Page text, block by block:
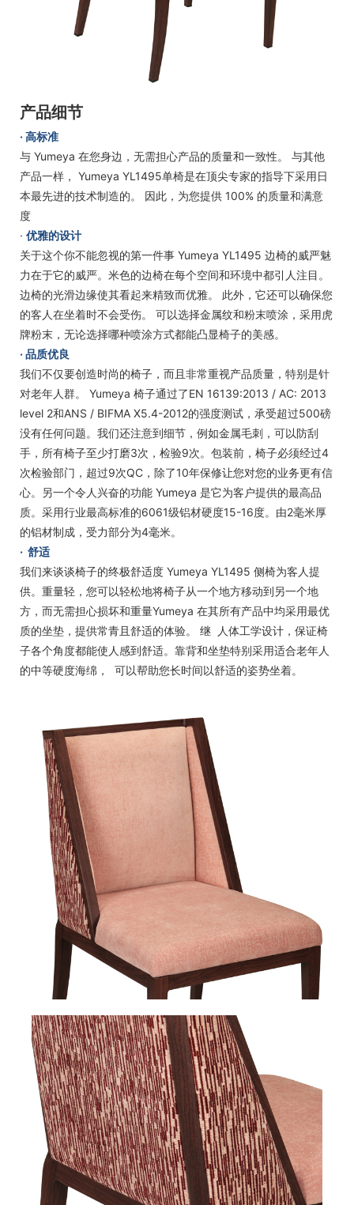
产品细节
· 高标准
与 Yumeya 在您身边，无需担心产品的质量和一致性。 与其他
产品一样， Yumeya YL1495单椅是在顶尖专家的指导下采用日
本最先进的技术制造的。 因此，为您提供 100% 的质量和满意
度
· 优雅的设计
关于这个你不能忽视的第一件事 Yumeya YL1495 边椅的威严魅
力在于它的威严。米色的边椅在每个空间和环境中都引人注目。
边椅的光滑边缘使其看起来精致而优雅。 此外，它还可以确保您
的客人在坐着时不会受伤。 可以选择金属纹和粉末喷涂，采用虎
牌粉末，无论选择哪种喷涂方式都能凸显椅子的美感。
· 品质优良
我们不仅要创造时尚的椅子，而且非常重视产品质量，特别是针
对老年人群。 Yumeya 椅子通过了EN 16139:2013 / AC: 2013
level 2和ANS / BIFMA X5.4-2012的强度测试，承受超过500磅
没有任何问题。我们还注意到细节，例如金属毛刺，可以防刮
手，所有椅子至少打磨3次，检验9次。包装前，椅子必须经过4
次检验部门，超过9次QC，除了10年保修让您对您的业务更有信
心。另一个令人兴奋的功能 Yumeya 是它为客户提供的最高品
质。采用行业最高标准的6061级铝材硬度15-16度。由2毫米厚
的铝材制成，受力部分为4毫米。
· 舒适
我们来谈谈椅子的终极舒适度 Yumeya YL1495 侧椅为客人提
供。重量轻，您可以轻松地将椅子从一个地方移动到另一个地
方，而无需担心损坏和重量Yumeya 在其所有产品中均采用最优
质的坐垫，提供常青且舒适的体验。 继 人体工学设计，保证椅
子各个角度都能使人感到舒适。靠背和坐垫特别采用适合老年人
的中等硬度海绵， 可以帮助您长时间以舒适的姿势坐着。